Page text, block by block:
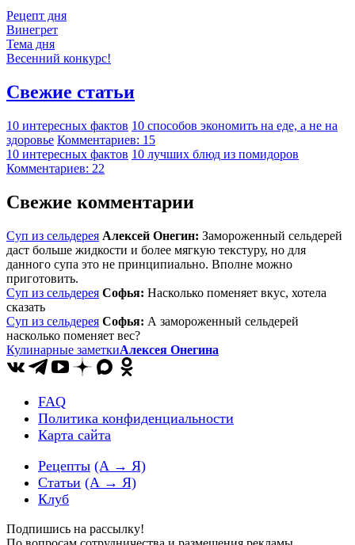
Рецепт дня
Винегрет
Тема дня
Весенний конкурс!
Свежие статьи
10 интересных фактов 10 способов экономить на еде, а не на
здоровье Комментариев: 15
10 интересных фактов 10 лучших блюд из помидоров
Комментариев: 22
Свежие комментарии
Суп из сельдерея Алексей Онегин: Замороженный сельдерей
даст больше жидкости и более мягкую текстуру, но для
данного супа это не принципиально. Вполне можно
приготовить.
Суп из сельдерея Софья: Насколько поменяет вкус, хотела
сказать
Суп из сельдерея Софья: А замороженный сельдерей
насколько поменяет вес?
Кулинарные заметкиАлексея Онегина
FAQ
Политика конфиденциальности
Карта сайта
Рецепты (А → Я)
Статьи (А → Я)
Клуб
Подпишись на рассылку!